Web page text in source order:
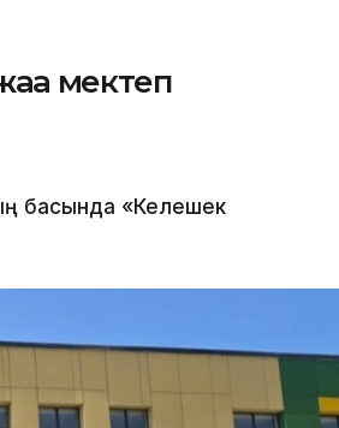
мектеп
басында «Келешек